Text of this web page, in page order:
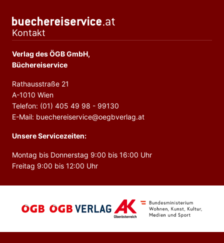
Kontakt
Verlag des ÖGB GmbH,
Büchereiservice
Rathausstraße 21
A-1010 Wien
Telefon: (01) 405 49 98 - 99130
E-Mail: buechereiservice@oegbverlag.at
Unsere Servicezeiten:
Montag bis Donnerstag 9:00 bis 16:00 Uhr
Freitag 9:00 bis 12:00 Uhr